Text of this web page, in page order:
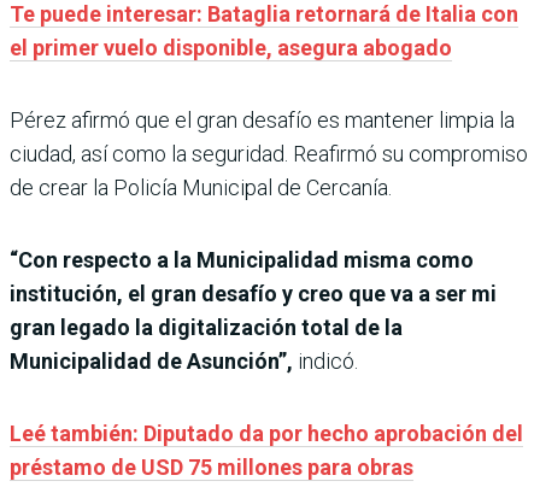
Te puede interesar: Bataglia retornará de Italia con
el primer vuelo disponible, asegura abogado
Pérez afirmó que el gran desafío es mantener limpia la
ciudad, así como la seguridad. Reafirmó su compromiso
de crear la Policía Municipal de Cercanía.
“Con respecto a la Municipalidad misma como
institución, el gran desafío y creo que va a ser mi
gran legado la digitalización total de la
Municipalidad de Asunción”, indicó.
Leé también: Diputado da por hecho aprobación del
préstamo de USD 75 millones para obras